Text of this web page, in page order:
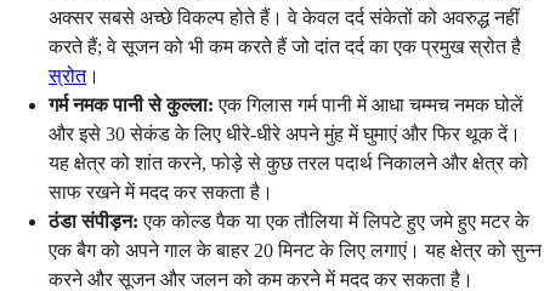
अक्सर सबसे अच्छे विकल्प होते हैं। वे केवल दर्द संकेतों को अवरुद्ध नहीं
करते हैं; वे सूजन को भी कम करते हैं जो दांत दर्द का एक प्रमुख स्रोत है
स्रोत।
गर्म नमक पानी से कुल्ला: एक गिलास गर्म पानी में आधा चम्मच नमक घोलें
और इसे 30 सेकंड के लिए धीरे-धीरे अपने मुंह में घुमाएं और फिर थूक दें।
यह क्षेत्र को शांत करने, फोड़े से कुछ तरल पदार्थ निकालने और क्षेत्र को
साफ रखने में मदद कर सकता है।
ठंडा संपीड़न: एक कोल्ड पैक या एक तौलिया में लिपटे हुए जमे हुए मटर के
एक बैग को अपने गाल के बाहर 20 मिनट के लिए लगाएं। यह क्षेत्र को सुन्न
करने और सूजन और जलन को कम करने में मदद कर सकता है।